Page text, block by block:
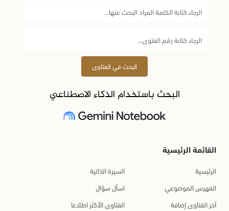
البحث في الفتاوى
البحث باستخدام الذكاء الاصطناعي
القائمة الرئيسية
الرئيسية
السيرة الذاتية
الفهرس الموضوعي
اسأل سؤال
آخر الفتاوى إضافة
الفتاوى الأكثر اطلاعا